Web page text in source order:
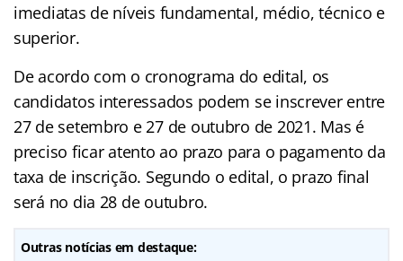
imediatas de níveis fundamental, médio, técnico e
superior.
De acordo com o cronograma do edital, os
candidatos interessados podem se inscrever entre
27 de setembro e 27 de outubro de 2021. Mas é
preciso ficar atento ao prazo para o pagamento da
taxa de inscrição. Segundo o edital, o prazo final
será no dia 28 de outubro.
Outras notícias em destaque: